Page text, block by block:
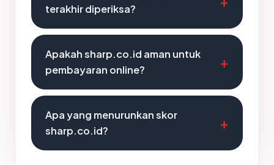
terakhir diperiksa?
Apakah sharp.co.id aman untuk
pembayaran online?
Apa yang menurunkan skor
sharp.co.id?